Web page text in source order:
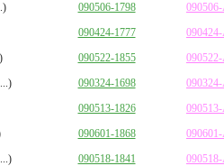
090506-1798
090424-1777
090522-1855
090324-1698
090513-1826
090601-1868
090518-1841